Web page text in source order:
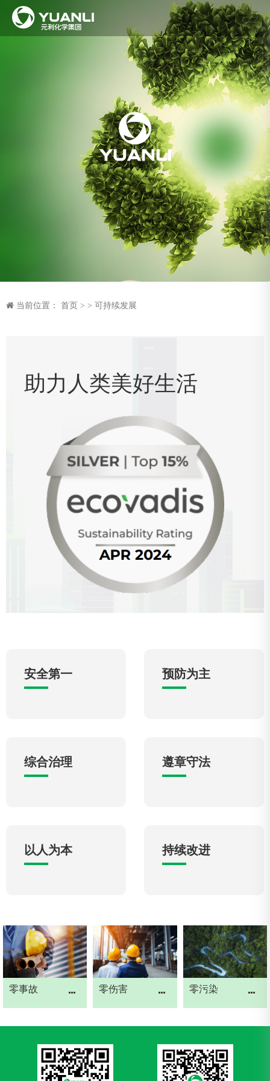
当前位置： 首页 > > 可持续发展
助力人类美好生活
安全第一 预防为主
综合治理 遵章守法
以人为本 持续改进
零事故 零伤害 零污染